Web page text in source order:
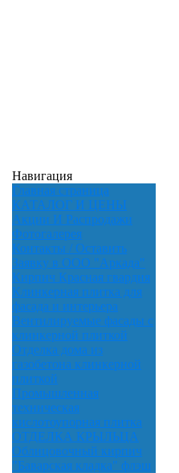
Навигация
Главная страница
КАТАЛОГ И ЦЕНЫ
Акции И Распродажи
Фотогалерея
Контакты / Оставить
Заявку в ООО "Аркада"
Кирпич Красная гвардия
Клинкерная плитка для
фасада и интерьера
Вентилируемые фасады с
клинкерной плиткой
Отделка дома из
газобетона клинкерной
плиткой
Промышленная
техническая
кислотоупорная плитка
ОТДЕЛКА КРЫЛЬЦА
Облицовочный кирпич
"Баварская кладка" флэш